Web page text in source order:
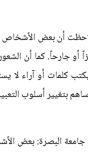
أن بعض
أو جارحاً. كما أن
كلمات أو آراء
بتغيير أسلوب
جامعة البصرة: بعض